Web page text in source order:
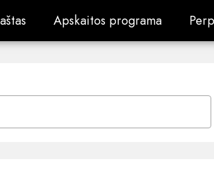
Apskaitos programa
Apskaitos programa